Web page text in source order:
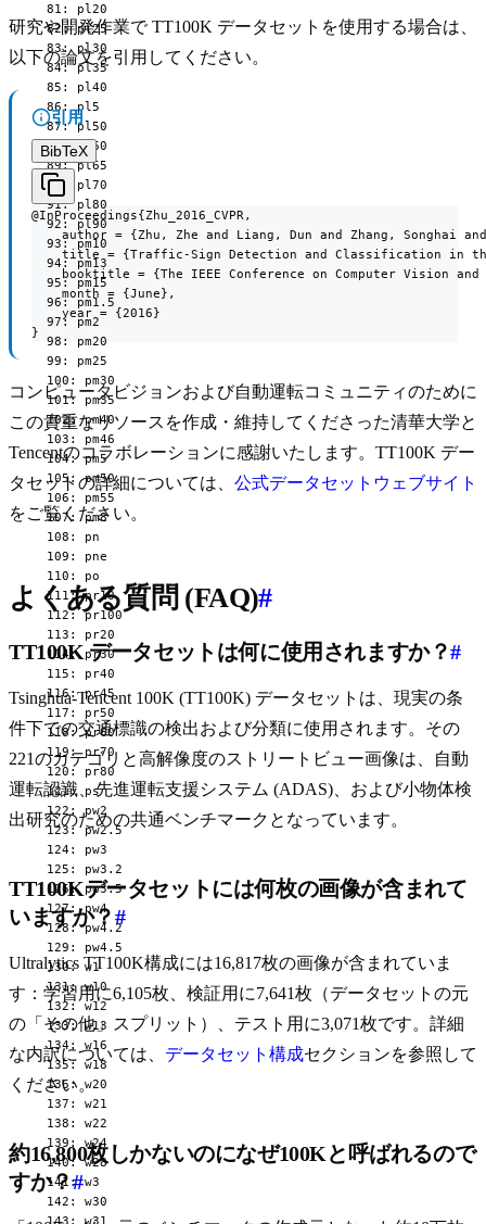
  81: pl20
  82: pl25
  83: pl30
  84: pl35
  85: pl40
  86: pl5
  87: pl50
  88: pl60
  89: pl65
  90: pl70
  91: pl80
  92: pl90
  93: pm10
  94: pm13
  95: pm15
  96: pm1.5
  97: pm2
  98: pm20
  99: pm25
  100: pm30
  101: pm35
  102: pm40
  103: pm46
  104: pm5
  105: pm50
  106: pm55
  107: pm8
  108: pn
  109: pne
  110: po
  111: pr10
  112: pr100
  113: pr20
  114: pr30
  115: pr40
  116: pr45
  117: pr50
  118: pr60
  119: pr70
  120: pr80
  121: ps
  122: pw2
  123: pw2.5
  124: pw3
  125: pw3.2
  126: pw3.5
  127: pw4
  128: pw4.2
  129: pw4.5
  130: w1
  131: w10
  132: w12
  133: w13
  134: w16
  135: w18
  136: w20
  137: w21
  138: w22
  139: w24
  140: w28
  141: w3
  142: w30
  143: w31
研究や開発作業で TT100K データセットを使用する場合は、
以下の論文を引用してください。
引用
BibTeX
@InProceedings{Zhu_2016_CVPR,
author = {Zhu, Zhe and Liang, Dun and Zhang, Songhai
title = {Traffic-Sign Detection and Classification in
booktitle = {The IEEE Conference on Computer Vision
    month = {June},
    year = {2016}
}
コンピュータビジョンおよび自動運転コミュニティのために
この貴重なリソースを作成・維持してくださった清華大学と
Tencentのコラボレーションに感謝いたします。TT100K デー
タセットの詳細については、 公式データセットウェブサイト
をご覧ください。
よくある質問 (FAQ)#
TT100K データセットは何に使用されますか？#
Tsinghua-Tencent 100K (TT100K) データセットは、現実の条
件下での交通標識の検出および分類に使用されます。その
221のカテゴリと高解像度のストリートビュー画像は、自動
運転認識、先進運転支援システム (ADAS)、および小物体検
出研究のための共通ベンチマークとなっています。
TT100Kデータセットには何枚の画像が含まれて
いますか？#
Ultralytics TT100K構成には16,817枚の画像が含まれていま
す：学習用に6,105枚、検証用に7,641枚（データセットの元
の「その他」スプリット）、テスト用に3,071枚です。詳細
な内訳については、 データセット構成セクションを参照して
ください。
約16,800枚しかないのになぜ100Kと呼ばれるので
すか？#